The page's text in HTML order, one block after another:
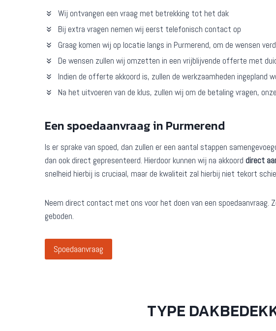
Wij ontvangen een vraag met betrekking tot het dak
Bij extra vragen nemen wij eerst telefonisch contact op
Graag komen wij op locatie langs in Purmerend, om de wensen
De wensen zullen wij omzetten in een vrijblijvende offerte met
Indien de offerte akkoord is, zullen de werkzaamheden ingepland
Na het uitvoeren van de klus, zullen wij om de betaling vragen,
Een spoedaanvraag in Purmerend
Is er sprake van spoed, dan zullen er een aantal stappen
dan ook direct gepresenteerd. Hierdoor kunnen wij na akkoord direct
snelheid hierbij is cruciaal, maar de kwaliteit zal hierbij niet tekort
Neem direct contact met ons voor het doen van een spoedaanvraag.
geboden.
Spoedaanvraag
TYPE